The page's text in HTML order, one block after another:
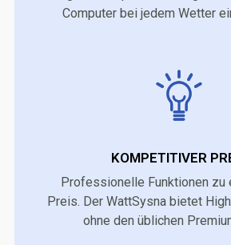
Computer bei jedem Wetter
KOMPETITIVER
Professionelle Funktionen zu
Preis. Der WattSysna bietet
ohne den üblichen